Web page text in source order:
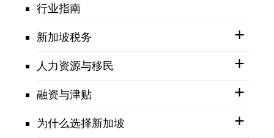
行业指南
新加坡税务
人力资源与移民
融资与津贴
为什么选择新加坡